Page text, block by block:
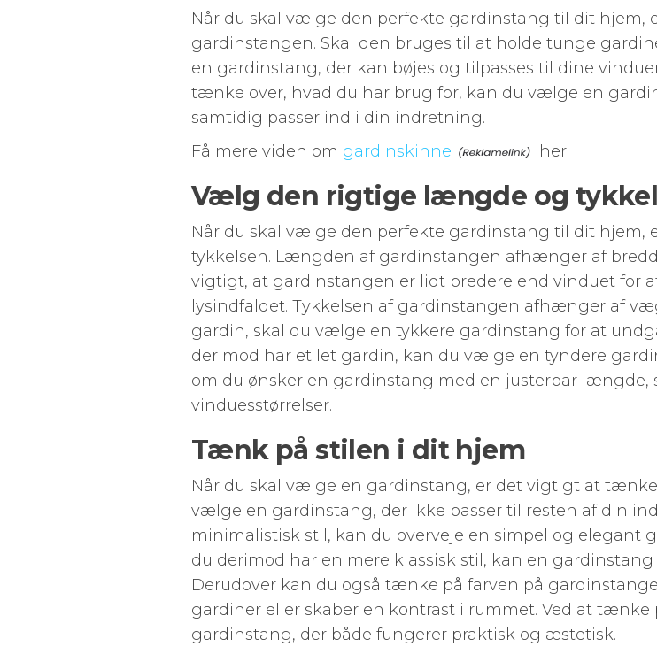
Når du skal vælge den perfekte gardinstang til dit hjem,
gardinstangen. Skal den bruges til at holde tunge
en gardinstang, der kan bøjes og tilpasses til dine
tænke over, hvad du har brug for, kan du vælge en
samtidig passer ind i din indretning.
Få mere viden om gardinskinne her.
Vælg den rigtige længde og
Når du skal vælge den perfekte gardinstang til dit
tykkelsen. Længden af gardinstangen afhænger af
vigtigt, at gardinstangen er lidt bredere end vinduet for
lysindfaldet. Tykkelsen af gardinstangen afhænger af
gardin, skal du vælge en tykkere gardinstang for at
derimod har et let gardin, kan du vælge en tyndere
om du ønsker en gardinstang med en justerbar længde,
vinduesstørrelser.
Tænk på stilen i dit hjem
Når du skal vælge en gardinstang, er det vigtigt at
vælge en gardinstang, der ikke passer til resten af din
minimalistisk stil, kan du overveje en simpel og elegant
du derimod har en mere klassisk stil, kan en
Derudover kan du også tænke på farven på
gardiner eller skaber en kontrast i rummet. Ved at
gardinstang, der både fungerer praktisk og æstetisk.